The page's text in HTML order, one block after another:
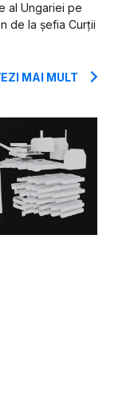
al Ungariei pe
de la șefia Curții
MAI MULT